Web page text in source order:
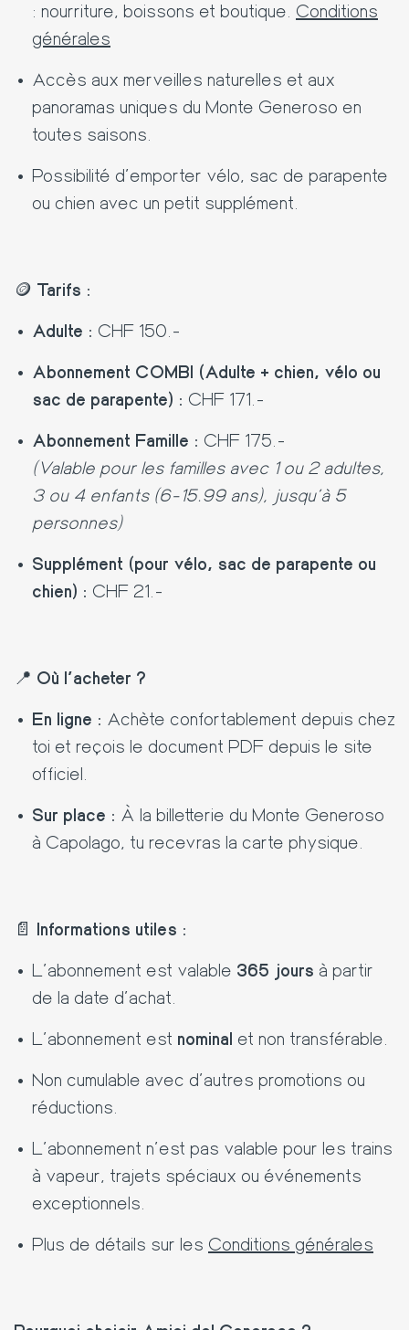
: nourriture, boissons et boutique. Conditions
générales
Accès aux merveilles naturelles et aux
panoramas uniques du Monte Generoso en
toutes saisons.
Possibilité d’emporter vélo, sac de parapente
ou chien avec un petit supplément.
🪙 Tarifs :
Adulte : CHF 150.-
Abonnement COMBI (Adulte + chien, vélo ou
sac de parapente) : CHF 171.-
Abonnement Famille : CHF 175.-
(Valable pour les familles avec 1 ou 2 adultes,
3 ou 4 enfants (6-15.99 ans), jusqu'à 5
personnes)
Supplément (pour vélo, sac de parapente ou
chien) : CHF 21.-
📍 Où l’acheter ?
En ligne : Achète confortablement depuis chez
toi et reçois le document PDF depuis le site
officiel.
Sur place : À la billetterie du Monte Generoso
à Capolago, tu recevras la carte physique.
📄 Informations utiles :
L’abonnement est valable 365 jours à partir
de la date d’achat.
L’abonnement est nominal et non transférable.
Non cumulable avec d’autres promotions ou
réductions.
L’abonnement n’est pas valable pour les trains
à vapeur, trajets spéciaux ou événements
exceptionnels.
Plus de détails sur les Conditions générales